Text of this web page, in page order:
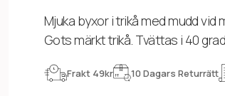
Mjuka byxor i trikå med mudd vid
Gots märkt trikå. Tvättas i 40
Frakt 49kr 10 Dagars Returrätt